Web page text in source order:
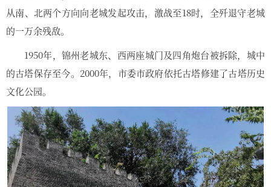
从南、北两个方向向老城发起攻击，激战至18时，全歼退守老城
的一万余残敌。
1950年，锦州老城东、西两座城门及四角炮台被拆除，城中
的古塔保存至今。2000年，市委市政府依托古塔修建了古塔历史
文化公园。